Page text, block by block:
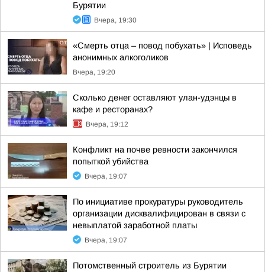
Бурятии
Вчера, 19:30
«Смерть отца – повод побухать» | Исповедь
анонимных алкоголиков
Вчера, 19:20
Сколько денег оставляют улан-удэнцы в
кафе и ресторанах?
Вчера, 19:12
Конфликт на почве ревности закончился
попыткой убийства
Вчера, 19:07
По инициативе прокуратуры руководитель
организации дисквалифицирован в связи с
невыплатой заработной платы
Вчера, 19:07
Потомственный строитель из Бурятии